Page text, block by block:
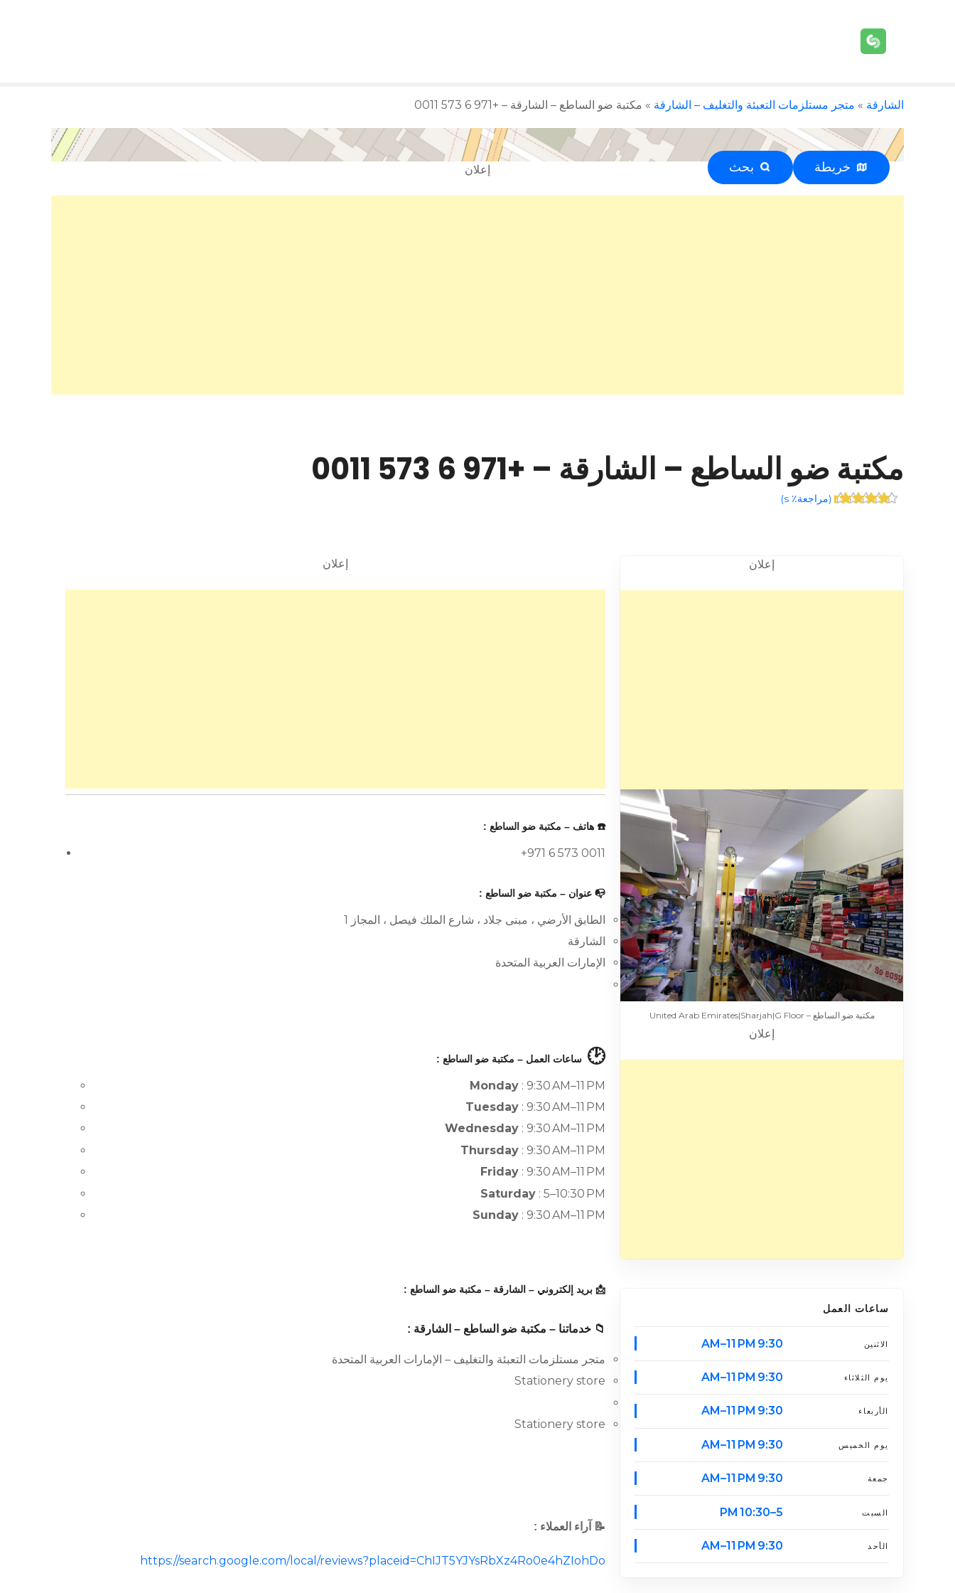
الشارقة » متجر مستلزمات التعبئة والتغليف – الشارقة » مكتبة ضو الساطع – الشارقة – +971 6 573 0011
خريطة بحث إعلان
مكتبة ضو الساطع – الشارقة – +971 6 573 0011
(مراجعة٪ s )
إعلان
مكتبة ضو الساطع – United Arab Emirates|Sharjah|G Floor
إعلان
ساعات العمل
الاثنين 9:30 AM–11 PM
يوم الثلاثاء 9:30 AM–11 PM
الأربعاء 9:30 AM–11 PM
يوم الخميس 9:30 AM–11 PM
جمعة 9:30 AM–11 PM
السبت 5–10:30 PM
الأحد 9:30 AM–11 PM
إعلان
☎️ هاتف – مكتبة ضو الساطع :
+971 6 573 0011
📭 عنوان – مكتبة ضو الساطع :
الطابق الأرضي ، مبنى جلاد ، شارع الملك فيصل ، المجاز 1
الشارقة
الإمارات العربية المتحدة
🕑 ساعات العمل – مكتبة ضو الساطع :
Monday : 9:30 AM–11 PM
Tuesday : 9:30 AM–11 PM
Wednesday : 9:30 AM–11 PM
Thursday : 9:30 AM–11 PM
Friday : 9:30 AM–11 PM
Saturday : 5–10:30 PM
Sunday : 9:30 AM–11 PM
📩 بريد إلكتروني – الشارقة – مكتبة ضو الساطع :
📁 خدماتنا – مكتبة ضو الساطع – الشارقة :
متجر مستلزمات التعبئة والتغليف – الإمارات العربية المتحدة
Stationery store
Stationery store
📝 آراء العملاء :
https://search.google.com/local/reviews?placeid=ChIJT5YJYsRbXz4Ro0e4hZIohDo